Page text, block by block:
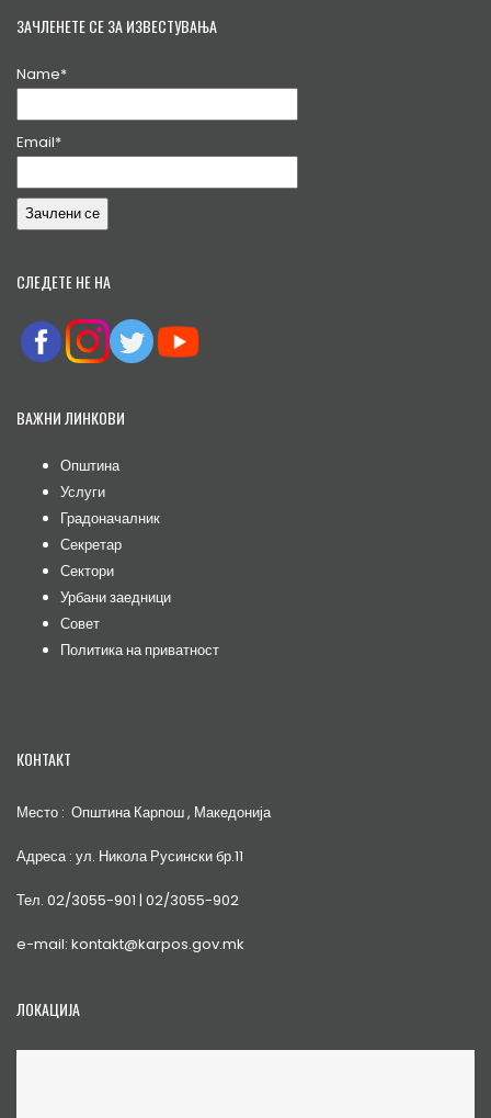
ЗАЧЛЕНЕТЕ СЕ ЗА ИЗВЕСТУВАЊА
Name*
Email*
СЛЕДЕТЕ НЕ НА
ВАЖНИ ЛИНКОВИ
Општина
Услуги
Градоначалник
Секретар
Сектори
Урбани заедници
Совет
Политика на приватност
КОНТАКТ
Место : Општина Карпош , Македонија
Адреса : ул. Никола Русински бр.11
Тел. 02/3055-901 | 02/3055-902
e-mail: kontakt@karpos.gov.mk
ЛОКАЦИЈА